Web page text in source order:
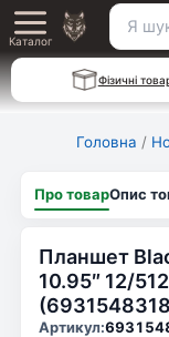
Перейти
до
вмісту
Main
Menu
Каталог
Пошук
для:
Фізичні
Головна /
Про товарОпис
Планшет
10.95″ 12/
Артикул: